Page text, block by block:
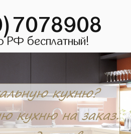
РФ бесплатный!